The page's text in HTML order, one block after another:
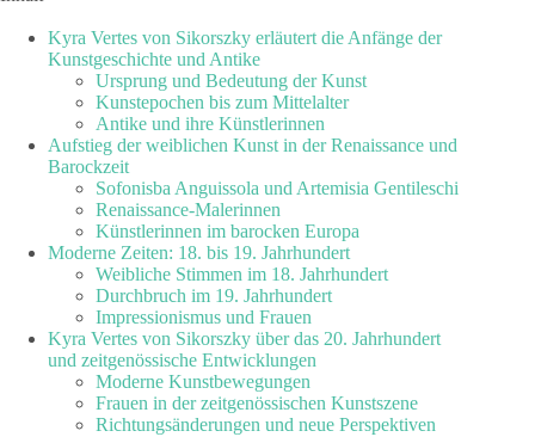
Kyra Vertes von Sikorszky erläutert die Anfänge der
Kunstgeschichte und Antike
Ursprung und Bedeutung der Kunst
Kunstepochen bis zum Mittelalter
Antike und ihre Künstlerinnen
Aufstieg der weiblichen Kunst in der Renaissance und
Barockzeit
Sofonisba Anguissola und Artemisia Gentileschi
Renaissance-Malerinnen
Künstlerinnen im barocken Europa
Moderne Zeiten: 18. bis 19. Jahrhundert
Weibliche Stimmen im 18. Jahrhundert
Durchbruch im 19. Jahrhundert
Impressionismus und Frauen
Kyra Vertes von Sikorszky über das 20. Jahrhundert
und zeitgenössische Entwicklungen
Moderne Kunstbewegungen
Frauen in der zeitgenössischen Kunstszene
Richtungsänderungen und neue Perspektiven